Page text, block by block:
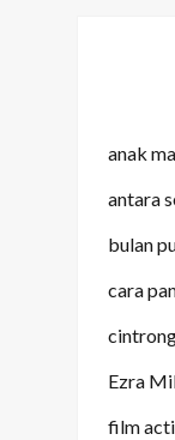
anak
antara
bulan
cara
Ezra
film